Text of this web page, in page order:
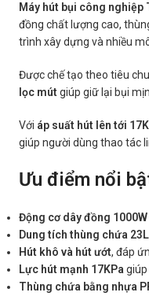
Máy hút bụi công nghiệp
đồng chất lượng cao,
trình xây dựng và nhiều
Được chế tạo theo tiêu
lọc mút giúp giữ lại bụi
Với áp suất hút lên tới
giúp người dùng thao tác
Ưu điểm nổi
Động cơ dây đồng 1000W
Dung tích thùng chứa
Hút khô và hút ướt, đáp
Lực hút mạnh 17KPa giúp
Thùng chứa bằng nhựa